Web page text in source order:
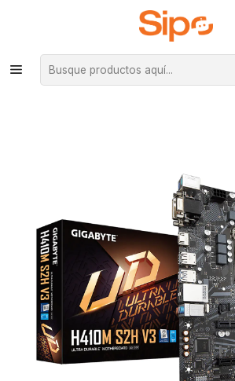
¡Compra hasta mediodía y recibe hoy! De lunes a
Santiago. Envío gratis desde $29.990
Inicio Componentes PC Placas Madre
Placa Madre Gigabyte H410M-S2H V3,
D-Chanel